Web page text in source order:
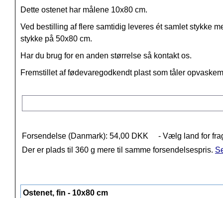
Dette ostenet har målene 10x80 cm.
Ved bestilling af flere samtidig leveres ét samlet stykke
stykke på 50x80 cm.
Har du brug for en anden størrelse så kontakt os.
Fremstillet af fødevaregodkendt plast som tåler
Forsendelse (Danmark): 54,00 DKK
- Vælg land for
Der er plads til 360 g mere til samme forsendelsespris.
Ostenet, fin - 10x80 cm